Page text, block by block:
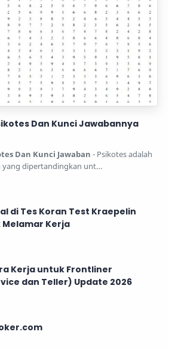
Dan Kunci Jawabannya
Dan Kunci Jawaban - Psikotes adalah
yang dipertandingkan unt…
di Tes Koran Test Kraepelin
Melamar Kerja
Kerja untuk Frontliner
dan Teller) Update 2026